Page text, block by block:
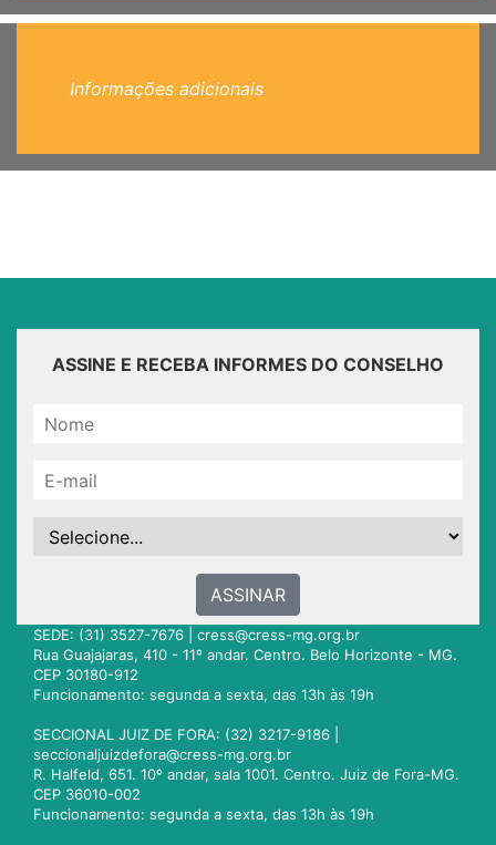
Informações adicionais
ASSINE E RECEBA INFORMES DO CONSELHO
ASSINAR
SEDE: (31) 3527-7676 | cress@cress-mg.org.br
Rua Guajajaras, 410 - 11º andar. Centro. Belo Horizonte - MG.
CEP 30180-912
Funcionamento: segunda a sexta, das 13h às 19h
SECCIONAL JUIZ DE FORA: (32) 3217-9186 |
seccionaljuizdefora@cress-mg.org.br
R. Halfeld, 651. 10º andar, sala 1001. Centro. Juiz de Fora-MG.
CEP 36010-002
Funcionamento: segunda a sexta, das 13h às 19h